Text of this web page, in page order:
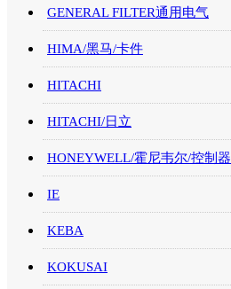
GENERAL FILTER通用电气
HIMA/黑马/卡件
HITACHI
HITACHI/日立
HONEYWELL/霍尼韦尔/控制器
IE
KEBA
KOKUSAI